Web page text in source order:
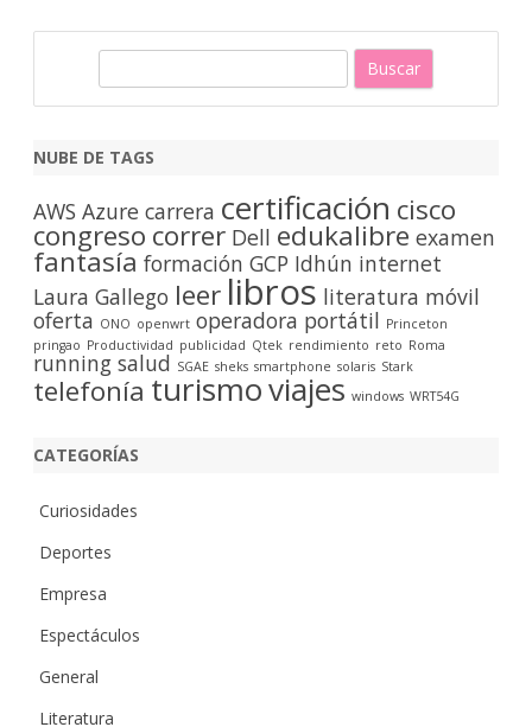
c
r
NUBE DE TAGS
AWS Azure carrera certificación cisco
congreso correr Dell edukalibre examen
fantasía formación GCP Idhún internet
Laura Gallego leer libros literatura móvil
oferta ONO openwrt operadora portátil Princeton
pringao Productividad publicidad Qtek rendimiento reto Roma
running salud SGAE sheks smartphone solaris Stark
telefonía turismoviajes windows WRT54G
CATEGORÍAS
Curiosidades
Deportes
Empresa
Espectáculos
General
Literatura